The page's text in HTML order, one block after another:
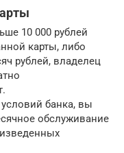
10 000 рублей
карты, либо
рублей, владелец
банка, вы
обслуживание